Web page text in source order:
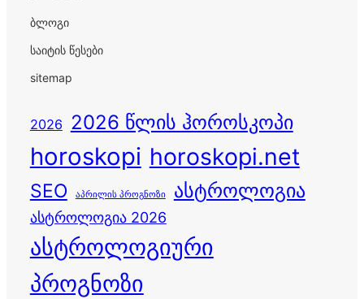
ბლოგი
საიტის წესები
sitemap
2026 2026 წლის ჰოროსკოპი
horoskopi horoskopi.net
SEO აპრილის პროგნოზი ასტროლოგია
ასტროლოგია 2026
ასტროლოგიური
პროგნოზი